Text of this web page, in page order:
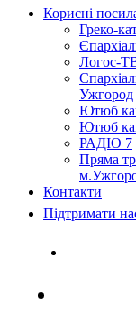
Корисні
Греко-
Логос-
Ужгород
Ютюб
Ютюб
РАДІО 7
Пряма
Контакти
Підтримати